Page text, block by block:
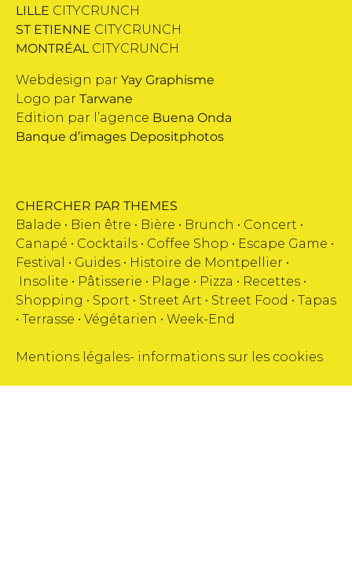
LILLE CITYCRUNCH
ST ETIENNE CITYCRUNCH
MONTRÉALCITYCRUNCH
Webdesign par Yay Graphisme
Logo par Tarwane
Edition par l’agence Buena Onda
Banque d’images Depositphotos
CHERCHER PAR THEMES
Balade • Bien être • Bière • Brunch • Concert •
Canapé • Cocktails • Coffee Shop • Escape Game •
Festival
• Guides • Histoire de Montpellier •
Insolite • Pâtisserie • Plage • Pizza • Recettes •
Shopping • Sport • Street Art • Street Food • Tapas
• Terrasse • Végétarien • Week-End
Mentions légales- informations sur les cookies